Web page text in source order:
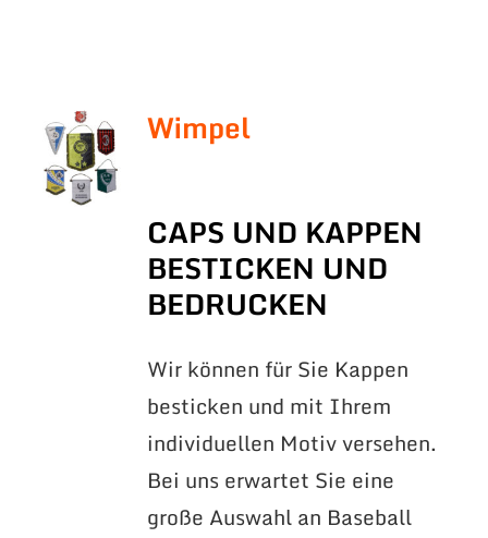
Wimpel
CAPS UND KAPPEN
BESTICKEN UND
BEDRUCKEN
Wir können für Sie Kappen
besticken und mit Ihrem
individuellen Motiv versehen.
Bei uns erwartet Sie eine
große Auswahl an Baseball